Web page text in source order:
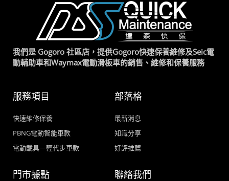
我們是 Gogoro 社區店，提供Gogoro快速保養維修及Seic電
動輔助車和Waymax電動滑板車的銷售、維修和保養服務
服務項目
快速維修保養
PBNG電動智能車款
電動載具－輕代步車款
部落格
最新消息
知識分享
好評推薦
門市據點
聯絡我們